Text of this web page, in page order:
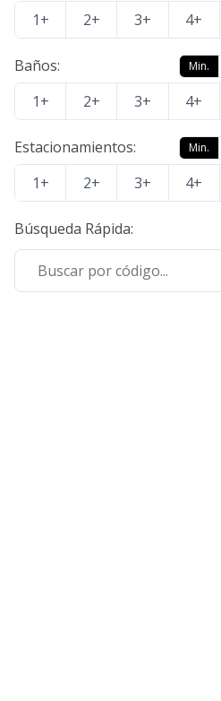
1+ 2+ 3+ 4+
Baños: Min.
1+ 2+ 3+ 4+
Estacionamientos: Min.
1+ 2+ 3+ 4+
Búsqueda Rápida: